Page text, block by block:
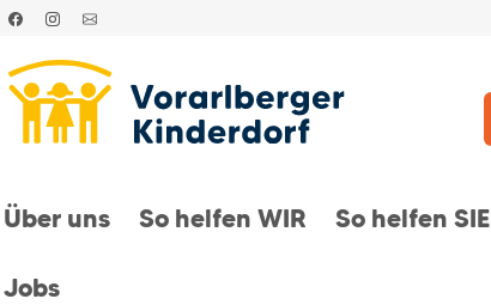
Über uns So helfen WIR So helfen SIE
Jobs